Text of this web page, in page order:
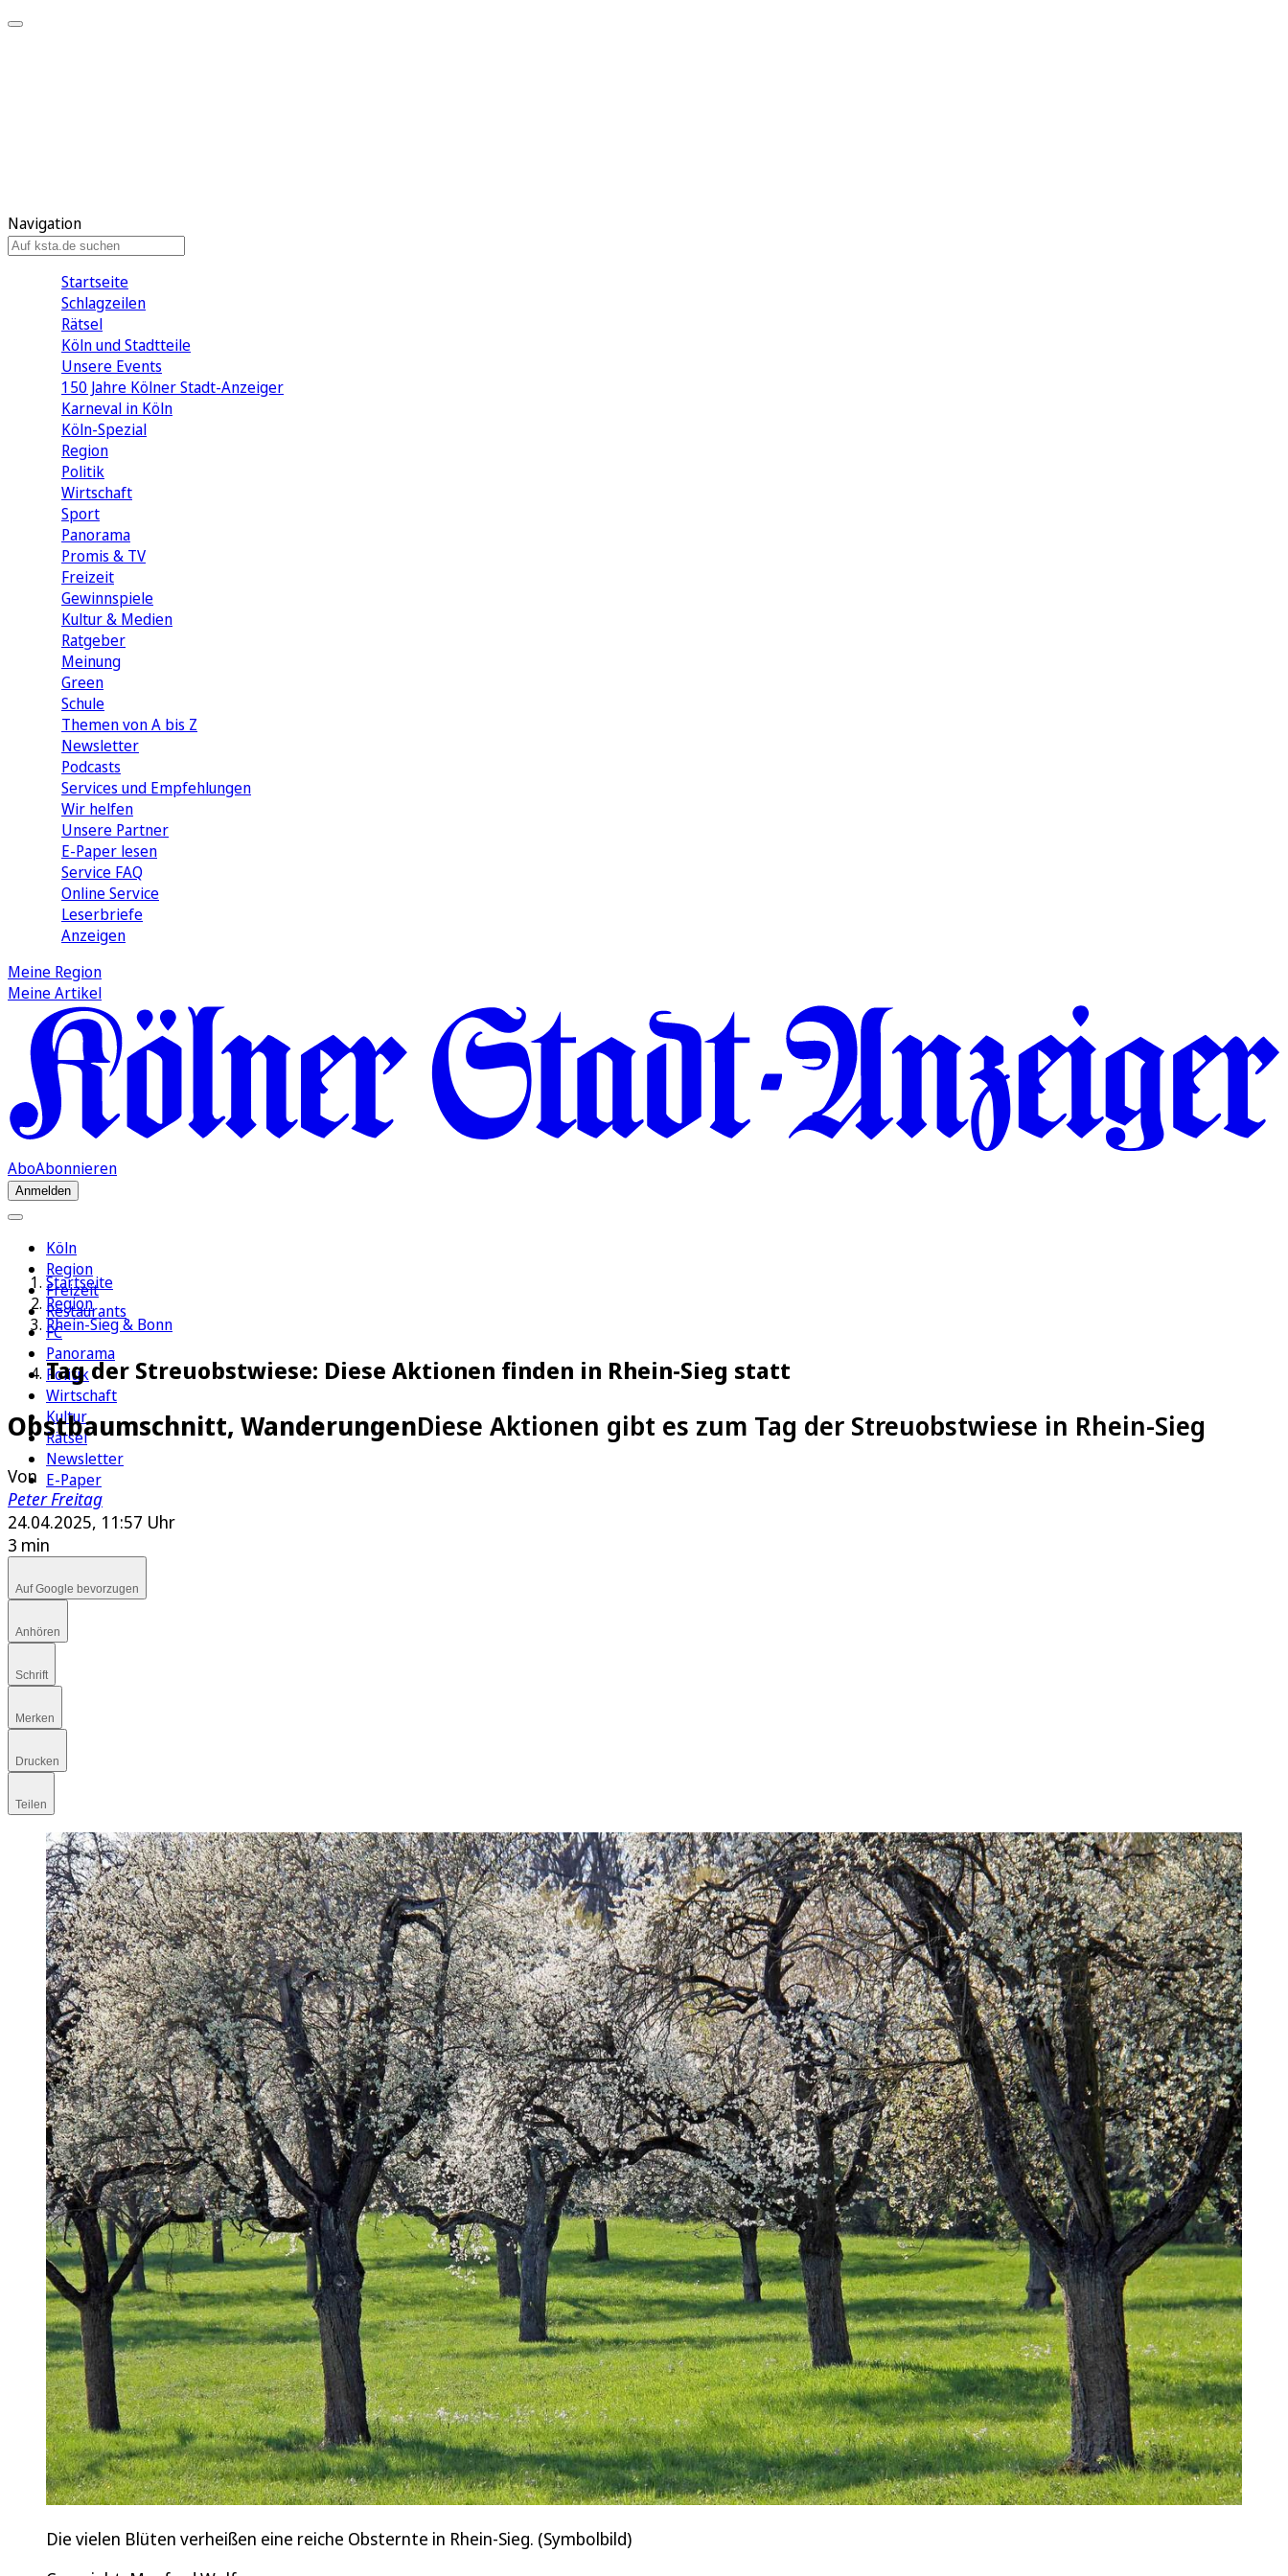
Navigation
Startseite
Schlagzeilen
Rätsel
Köln und Stadtteile
Unsere Events
150 Jahre Kölner Stadt-Anzeiger
Karneval in Köln
Köln-Spezial
Region
Politik
Wirtschaft
Sport
Panorama
Promis & TV
Freizeit
Gewinnspiele
Kultur & Medien
Ratgeber
Meinung
Green
Schule
Themen von A bis Z
Newsletter
Podcasts
Services und Empfehlungen
Wir helfen
Unsere Partner
E-Paper lesen
Service FAQ
Online Service
Leserbriefe
Anzeigen
Meine Region
Meine Artikel
AboAbonnieren
Anmelden
Köln
Region
Freizeit
Restaurants
FC
Panorama
Politik
Wirtschaft
Kultur
Rätsel
Newsletter
E-Paper
Startseite
Region
Rhein-Sieg & Bonn
Tag der Streuobstwiese: Diese Aktionen finden in Rhein-Sieg statt
Obstbaumschnitt, WanderungenDiese Aktionen gibt es zum Tag der Streuobstwiese in Rhein-Sieg
Von
Peter Freitag
24.04.2025, 11:57 Uhr
3 min
Auf Google bevorzugen
Anhören
Schrift
Merken
Drucken
Teilen
Die vielen Blüten verheißen eine reiche Obsternte in Rhein-Sieg. (Symbolbild)